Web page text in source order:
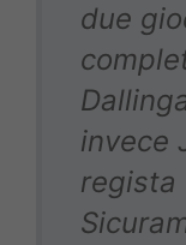
due
invece
regista